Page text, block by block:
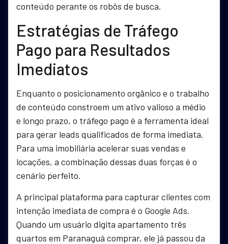
conteúdo perante os robôs de busca.
Estratégias de Tráfego
Pago para Resultados
Imediatos
Enquanto o posicionamento orgânico e o trabalho
de conteúdo constroem um ativo valioso a médio
e longo prazo, o tráfego pago é a ferramenta ideal
para gerar leads qualificados de forma imediata.
Para uma imobiliária acelerar suas vendas e
locações, a combinação dessas duas forças é o
cenário perfeito.
A principal plataforma para capturar clientes com
intenção imediata de compra é o Google Ads.
Quando um usuário digita apartamento três
quartos em Paranaguá comprar, ele já passou da